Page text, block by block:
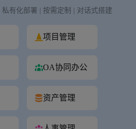
有化部署 | 按需定制 | 对话式搭建
项目管理
OA协同办公
资产管理